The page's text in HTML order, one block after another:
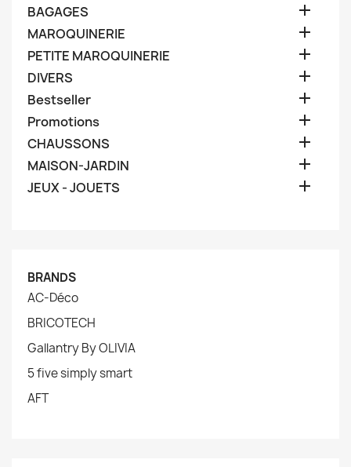
BAGAGES 
MAROQUINERIE 
PETITE MAROQUINERIE 
DIVERS 
Bestseller 
Promotions 
CHAUSSONS 
MAISON-JARDIN 
JEUX - JOUETS 
BRANDS
AC-Déco
BRICOTECH
Gallantry By OLIVIA
5 five simply smart
AFT